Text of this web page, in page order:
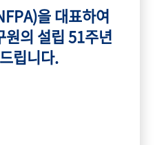
을 대표하여
의 설립 51주년
립니다.